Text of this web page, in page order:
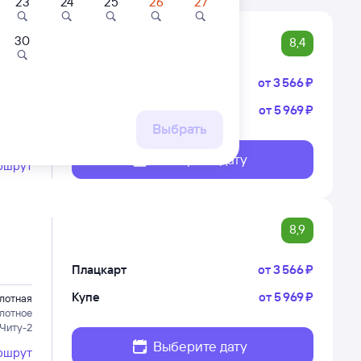
8,4
от3 ⁠566 ⁠₽
от5 ⁠969 ⁠₽
Выберите дату
8,9
2
Плацкарт от3 ⁠566 ⁠₽
Купе
от5 ⁠969 ⁠₽
Выберите дату
30
Выбрать